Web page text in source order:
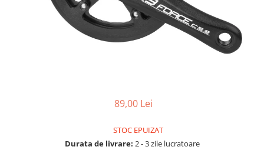
Chei si scule bicicleta
Portbagaj bicicleta
Produse intretinere bicicleta
Claxon bicicleta
89,00 Lei
STOC EPUIZAT
Durata de livrare: 2 - 3 zile lucratoare